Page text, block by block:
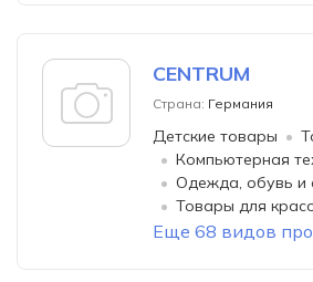
CENTRUM
Страна: Германия
Детские товары
Компьютерная
Одежда, обувь и
Товары для
Еще 68 видов